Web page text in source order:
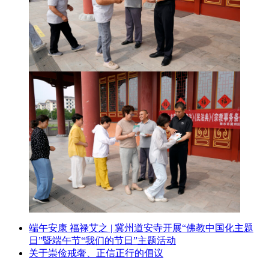
端午安康 福禄艾之 | 冀州道安寺开展“佛教中国化主题
日”暨端午节“我们的节日”主题活动
关于崇俭戒奢、正信正行的倡议